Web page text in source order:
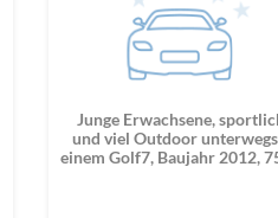
Junge Erwachsene,
und viel Outdoor
einem Golf7, Baujahr 2012,